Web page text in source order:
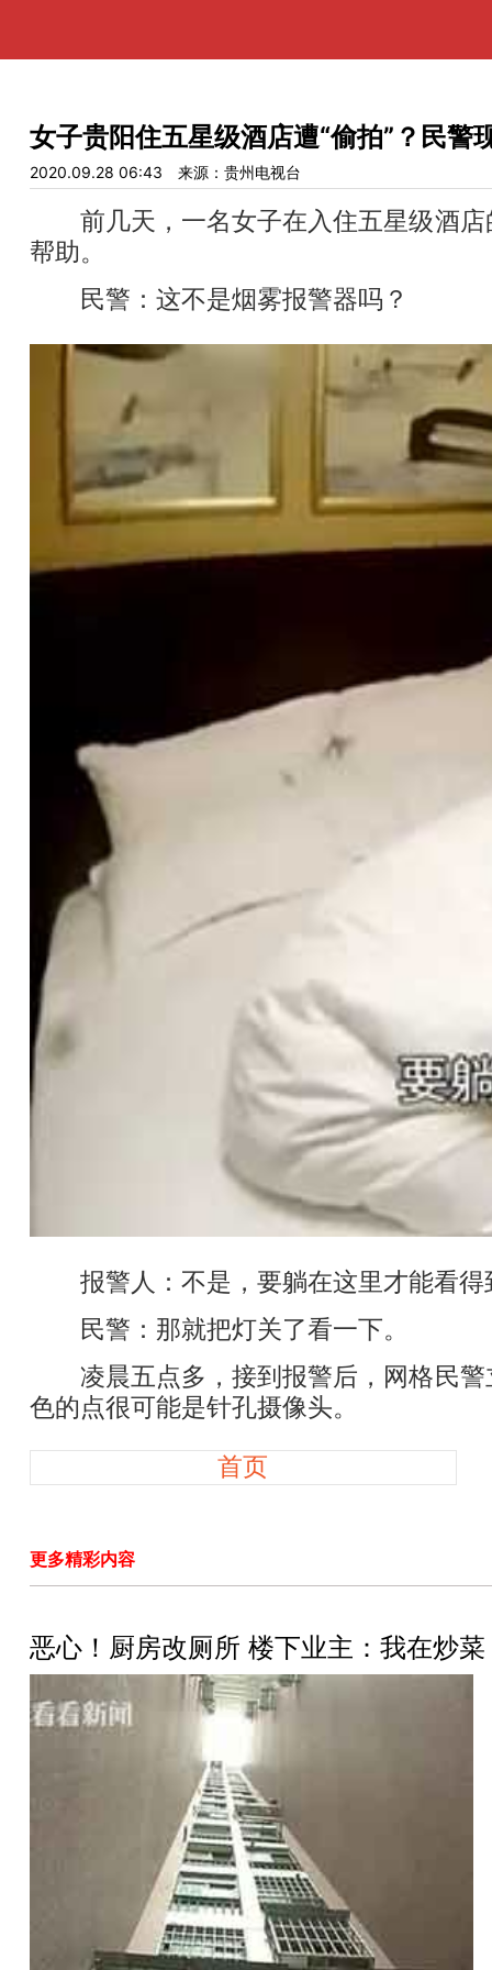
女子贵阳住五星级酒店遭“偷拍”？民
2020.09.28 06:43 来源：贵州电视台
前几天，一名女子在入住五星级酒店
帮助。
民警：这不是烟雾报警器吗？
报警人：不是，要躺在这里才能看得
民警：那就把灯关了看一下。
凌晨五点多，接到报警后，网格民警
色的点很可能是针孔摄像头。
首页
更多精彩内容
恶心！厨房改厕所 楼下业主：我在炒